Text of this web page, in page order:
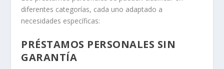
diferentes categorías, cada uno adaptado a
necesidades específicas:
PRÉSTAMOS PERSONALES SIN
GARANTÍA